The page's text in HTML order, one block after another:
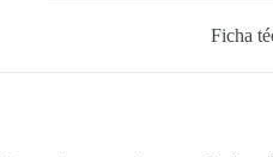
Ficha